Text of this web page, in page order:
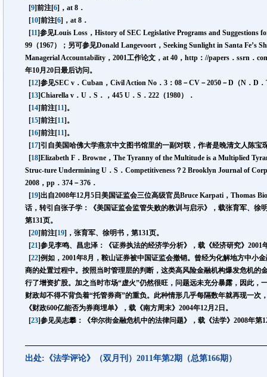
[9]前注[6]，at 8．
[10]前注[6]，at 8．
[11]参见Louis Loss，History of SEC Legislative Programs and Suggestions
99（1967）；另可参见Donald Langevoort，Seeking Sunlight in Santa Fe’s
Managerial Accountability，2001工作论文，at 40，http：//papers．ssrn．
年10月20日最后访问。
[12]参见SEC v．Cuban，Civil Action No．3：08－CV－2050－D（N．D．
[13]Chiarella v．U．S．，445 U．S．222（1980）．
[14]前注[11]。
[15]前注[11]。
[16]前注[11]。
[17]引自美国哈佛大学燕京中文图书馆里的一副对联，作者是晚清文人陈宝
[18]Elizabeth F．Browne，The Tyranny of the Multitude is a Multiplied
Struc-ture Undermining U．S．Competitiveness？2 Brooklyn Journal of
2008，pp．374－376．
[19]出自2008年12月5日美国证监会三位高级官员Bruce Karpati，Thomas
话，转引自张子学：《美国证监会监管失败的教训与启示》，载张育军、徐
第131页。
[20]前注[19]，张育军、徐明书，第131页。
[21]参见李鸣、昌忠泽：《证券执法的经济学分析》，载《经济研究》2001
[22]例如，2001年8月，鞍山证券被中国证监会撤销。曾经为化解地方中小
商的处置过程中。按照当时管理层的判断，这类高风险金融机构爆发危机的
行了增资扩股。加之当时市场“虚火”仍然很旺，问题远未充分暴露，因此，
财政却不得不背负着“托管券商”的重负。此种情形几乎每隔数年就再现一次
《财政600亿能否为券商埋单》，载《南方周末》2004年12月2日。
[23]参见吴志攀：《华尔街金融危机中的法律问题》，载《法学》2008年第
出处:《法学评论》（双月刊）2011年第2期（总第166期）